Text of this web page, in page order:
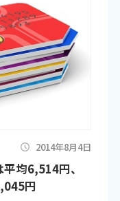
2014年8月4日
均6,514円、
円